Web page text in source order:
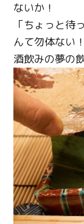
ないか！
「ちょっと待
んて勿体ない
酒飲みの夢の